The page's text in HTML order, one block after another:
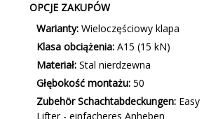
OPCJE ZAKUPÓW
Warianty: Wieloczęściowy klapa
Klasa obciążenia: A15 (15 kN)
Materiał: Stal nierdzewna
Głębokość montażu: 50
Zubehör Schachtabdeckungen: Easy
Lifter - einfacheres Anheben